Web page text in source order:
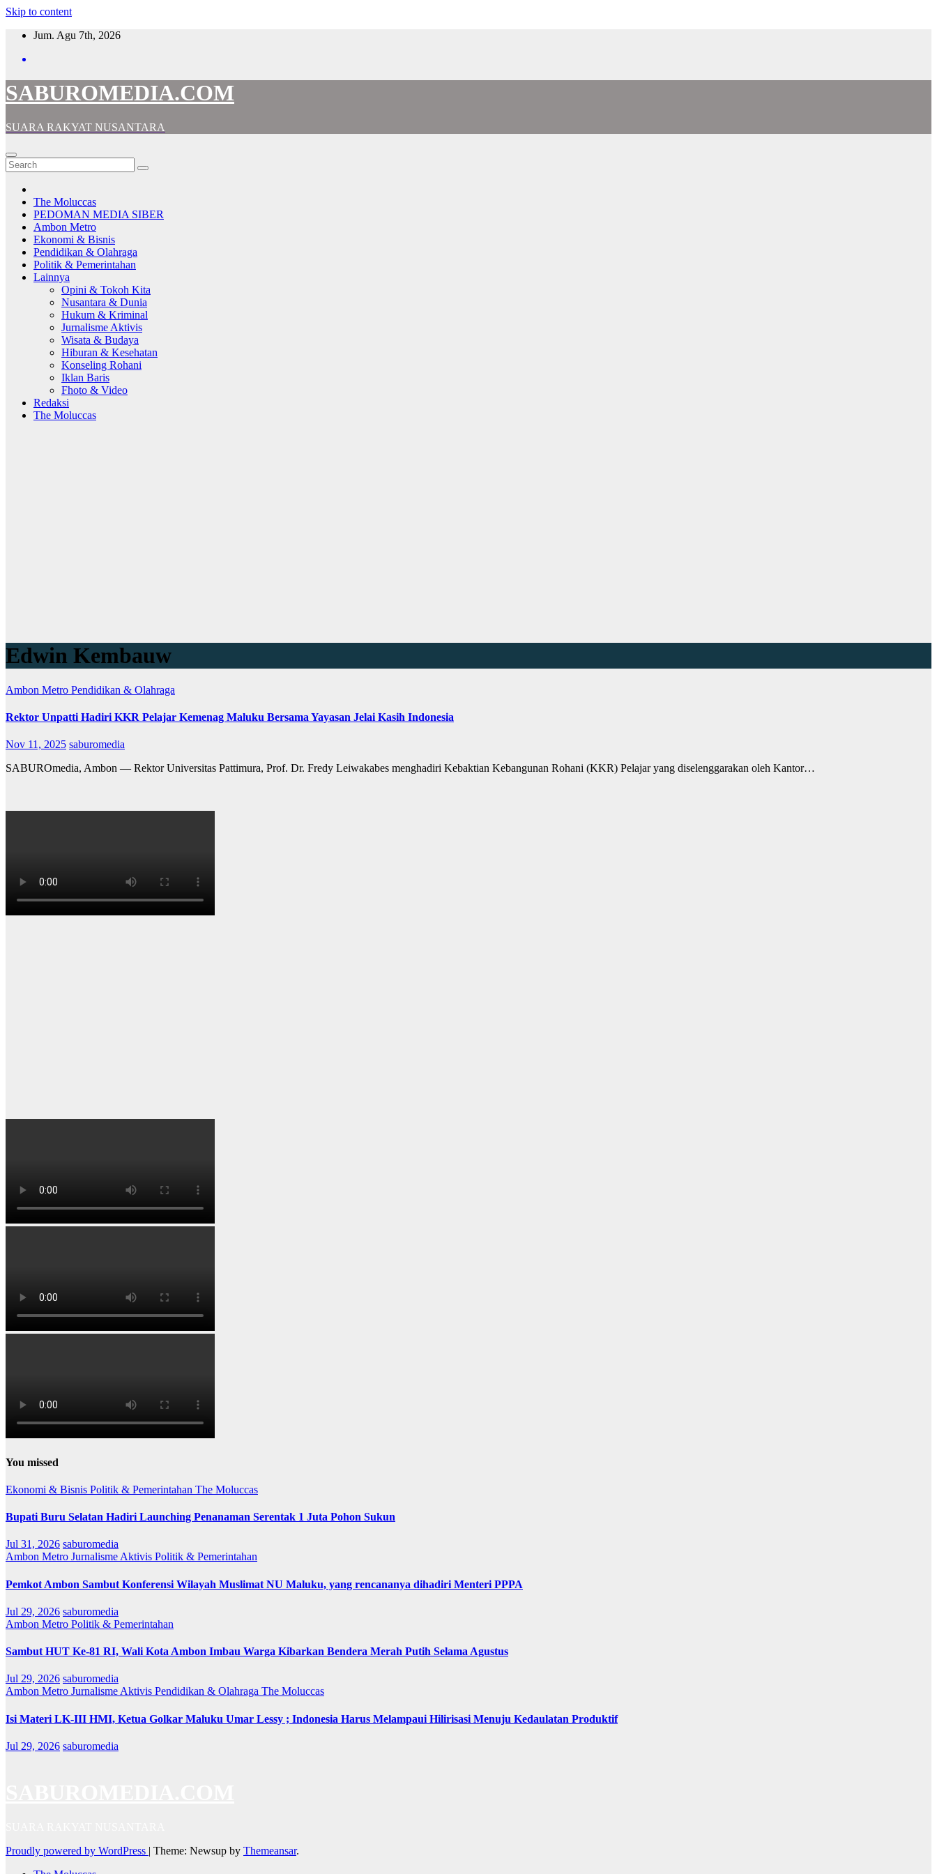
Skip to content
Jum. Agu 7th, 2026
SABUROMEDIA.COM
SUARA RAKYAT NUSANTARA
The Moluccas
PEDOMAN MEDIA SIBER
Ambon Metro
Ekonomi & Bisnis
Pendidikan & Olahraga
Politik & Pemerintahan
Lainnya
Opini & Tokoh Kita
Nusantara & Dunia
Hukum & Kriminal
Jurnalisme Aktivis
Wisata & Budaya
Hiburan & Kesehatan
Konseling Rohani
Iklan Baris
Fhoto & Video
Redaksi
The Moluccas
Edwin Kembauw
Ambon Metro Pendidikan & Olahraga
Rektor Unpatti Hadiri KKR Pelajar Kemenag Maluku Bersama Yayasan Jelai Kasih Indonesia
Nov 11, 2025 saburomedia
SABUROmedia, Ambon — Rektor Universitas Pattimura, Prof. Dr. Fredy Leiwakabes menghadiri Kebaktian Kebangunan Rohani (KKR) Pelajar yang diselenggarakan oleh Kantor…
You missed
Ekonomi & Bisnis Politik & Pemerintahan The Moluccas
Bupati Buru Selatan Hadiri Launching Penanaman Serentak 1 Juta Pohon Sukun
Jul 31, 2026 saburomedia
Ambon Metro Jurnalisme Aktivis Politik & Pemerintahan
Pemkot Ambon Sambut Konferensi Wilayah Muslimat NU Maluku, yang rencananya dihadiri Menteri PPPA
Jul 29, 2026 saburomedia
Ambon Metro Politik & Pemerintahan
Sambut HUT Ke-81 RI, Wali Kota Ambon Imbau Warga Kibarkan Bendera Merah Putih Selama Agustus
Jul 29, 2026 saburomedia
Ambon Metro Jurnalisme Aktivis Pendidikan & Olahraga The Moluccas
Isi Materi LK-III HMI, Ketua Golkar Maluku Umar Lessy ; Indonesia Harus Melampaui Hilirisasi Menuju Kedaulatan Produktif
Jul 29, 2026 saburomedia
Proudly powered by WordPress | Theme: Newsup by Themeansar.